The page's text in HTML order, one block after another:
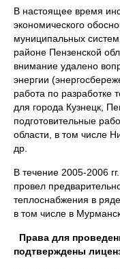
В настоящее время
экономического
муниципальных
районе Пензенской
внимание удалено
энергии
работа по разработке
для города Кузнецк,
подготовительные
области, в том числе
др.
В течение 2005-2006
провел
теплоснабжения в
в том числе в
Права для
подтверждены